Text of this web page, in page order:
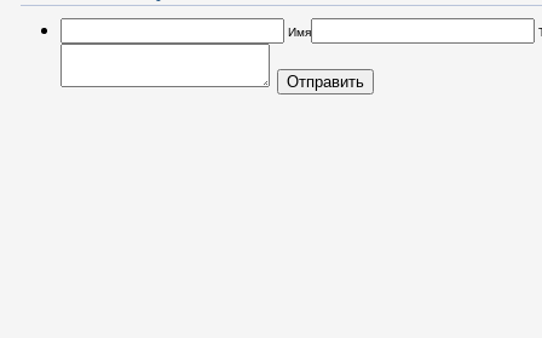
Имя
Отправить